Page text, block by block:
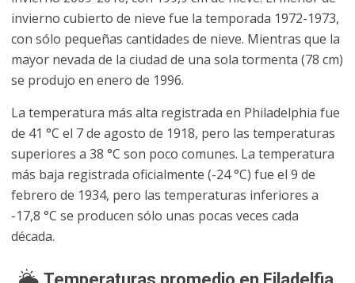
invierno cubierto de nieve fue la temporada 1972-1973,
con sólo pequeñas cantidades de nieve. Mientras que la
mayor nevada de la ciudad de una sola tormenta (78 cm)
se produjo en enero de 1996.
La temperatura más alta registrada en Philadelphia fue
de 41 °C el 7 de agosto de 1918, pero las temperaturas
superiores a 38 °C son poco comunes. La temperatura
más baja registrada oficialmente (-24 °C) fue el 9 de
febrero de 1934, pero las temperaturas inferiores a
-17,8 °C se producen sólo unas pocas veces cada
década.